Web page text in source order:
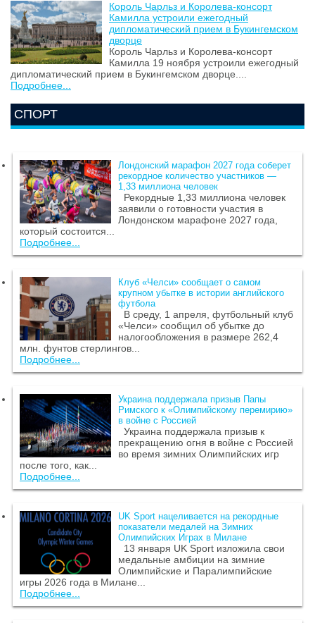
Король Чарльз и Королева-консорт
Камилла устроили ежегодный
дипломатический прием в Букингемском
дворце
Король Чарльз и Королева-консорт
Камилла 19 ноября устроили ежегодный
дипломатический прием в Букингемском дворце....
Подробнее...
СПОРТ
Лондонский марафон 2027 года соберет
рекордное количество участников —
1,33 миллиона человек
Рекордные 1,33 миллиона человек
заявили о готовности участия в
Лондонском марафоне 2027 года,
который состоится...
Подробнее...
Клуб «Челси» сообщает о самом
крупном убытке в истории английского
футбола
В среду, 1 апреля, футбольный клуб
«Челси» сообщил об убытке до
налогообложения в размере 262,4
млн. фунтов стерлингов...
Подробнее...
Украина поддержала призыв Папы
Римского к «Олимпийскому перемирию»
в войне с Россией
Украина поддержала призыв к
прекращению огня в войне с Россией
во время зимних Олимпийских игр
после того, как...
Подробнее...
UK Sport нацеливается на рекордные
показатели медалей на Зимних
Олимпийских Играх в Милане
13 января UK Sport изложила свои
медальные амбиции на зимние
Олимпийские и Паралимпийские
игры 2026 года в Милане...
Подробнее...